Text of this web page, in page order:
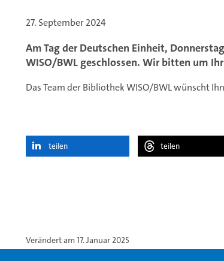
27. September 2024
Am Tag der Deutschen Einheit,
WISO/BWL geschlossen. Wir bitten um
Das Team der Bibliothek WISO/BWL wünscht
teilen teilen
Verändert am 17. Januar 2025